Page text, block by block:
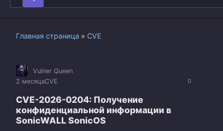
for:
Главная страница » CVE
0
Vulner Queen
2 месяцаCVE
CVE-2026-0204: Получение
конфиденциальной информации в
SonicWALL SonicOS